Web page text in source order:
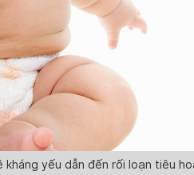
kháng yếu dẫn đến rối loạn tiêu